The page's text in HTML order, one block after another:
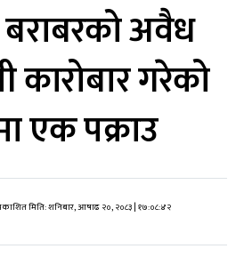
अवैध
कारोबार गरेको
एक पक्राउ
मिति:शनिबार, आषाढ २०, २०८३| १७:०८:४२